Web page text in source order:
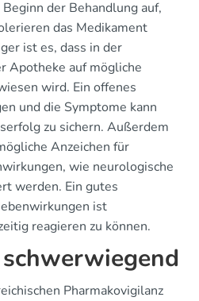
der Behandlung auf,
das Medikament
ist es, dass in der
Apotheke auf mögliche
wird. Ein offenes
und die Symptome kann
zu sichern. Außerdem
Anzeichen für
wie neurologische
werden. Ein gutes
ist
reagieren zu können.
Pharmakovigilanz